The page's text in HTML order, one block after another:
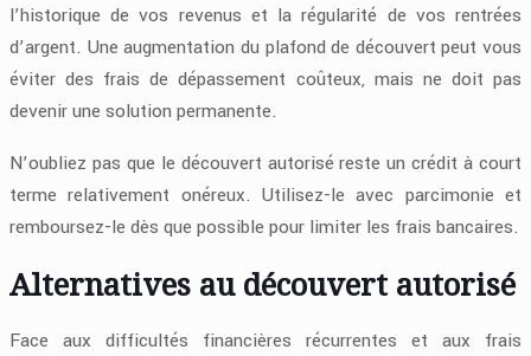
l’historique de vos revenus et la régularité de vos rentrées
d’argent. Une augmentation du plafond de découvert peut vous
éviter des frais de dépassement coûteux, mais ne doit pas
devenir une solution permanente.
N’oubliez pas que le découvert autorisé reste un crédit à court
terme relativement onéreux. Utilisez-le avec parcimonie et
remboursez-le dès que possible pour limiter les frais bancaires.
Alternatives au découvert autorisé
Face aux difficultés financières récurrentes et aux frais